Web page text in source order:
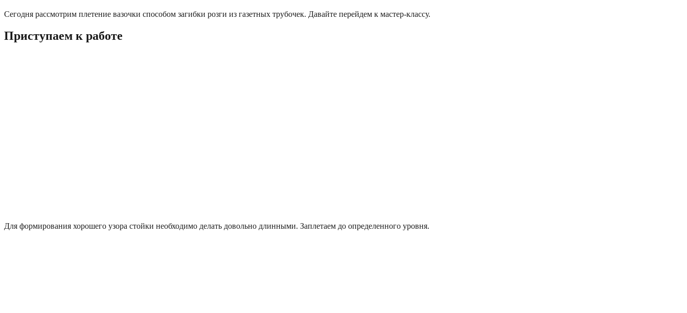
Сегодня рассмотрим плетение вазочки способом загибки розги из газетных трубочек. Давайте перейдем к мастер-классу.
Приступаем к работе
Для формирования хорошего узора стойки необходимо делать довольно длинными. Заплетаем до определенного уровня.